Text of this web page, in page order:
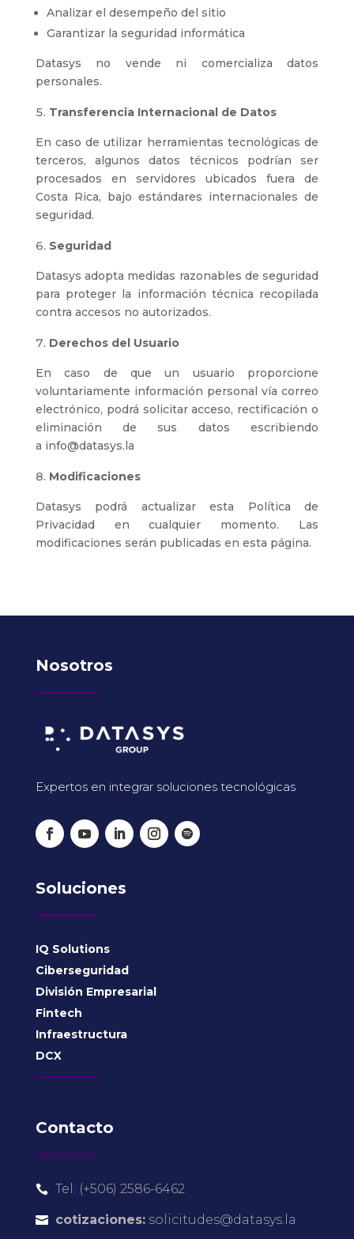
Analizar el desempeño del sitio
Garantizar la seguridad informática
Datasys no vende ni comercializa datos
personales.
Transferencia Internacional de Datos
En caso de utilizar herramientas tecnológicas de
terceros, algunos datos técnicos podrían ser
procesados en servidores ubicados fuera de
Costa Rica, bajo estándares internacionales de
seguridad.
Seguridad
Datasys adopta medidas razonables de seguridad
para proteger la información técnica recopilada
contra accesos no autorizados.
Derechos del Usuario
En caso de que un usuario proporcione
voluntariamente información personal vía correo
electrónico, podrá solicitar acceso, rectificación o
eliminación de sus datos escribiendo
a info@datasys.la
Modificaciones
Datasys podrá actualizar esta Política de
Privacidad en cualquier momento. Las
modificaciones serán publicadas en esta página.
Nosotros
Expertos en integrar soluciones tecnológicas
Soluciones
IQ Solutions
Ciberseguridad
División Empresarial
Fintech
Infraestructura
DCX
Contacto
 Tel: (+506) 2586-6462
 cotizaciones: solicitudes@datasys.la